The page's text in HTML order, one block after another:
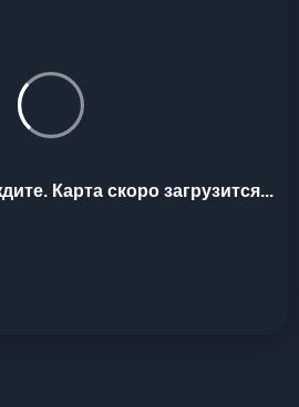
Карта скоро загрузится...